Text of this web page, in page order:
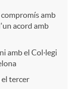
amb
acord amb
amb el Col·legi
el tercer